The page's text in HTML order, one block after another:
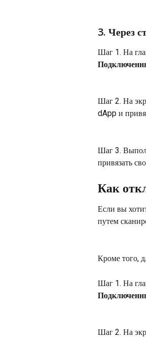
3. Через
Шаг 1. На
Шаг 2. На
dApp и
Шаг 3.
привязать
Как
Если вы
путем
Кроме того,
Шаг 1. На
Шаг 2. На